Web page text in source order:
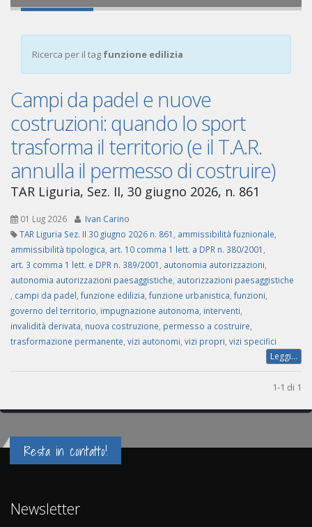
Ricerca per il tag funzione edilizia
Campi da padel e nuove
costruzioni: quando lo sport
trasforma il territorio (e il T.A.R.
annulla il permesso di costruire)
TAR Liguria, Sez. II, 30 giugno 2026, n. 861
01 Lug 2026
Ivan Carino
TAR Liguria Sez. II 30 giugno 2026 n. 861
ammissibilità fuznionale
ammissibilità tipologica art. 10 comma 1 lett. a DPR n. 380/2001
art. 3 comma 1 lett. e DPR n. 389/2001
autonomia autorizzazioni
autonomia autorizzazioni paesaggistiche autorizzazioni paesaggistiche
campi da padel funzione edilizia funzione urbanistica funzioni
governo del territorio impugnazione autonoma interventi
invalidità derivata nuova costruzione permesso a costruire
trasformazione permanente vizi autonomi vizi propri vizi specifici
Leggi...
1-1 di 1
Resta in contatto!
Newsletter